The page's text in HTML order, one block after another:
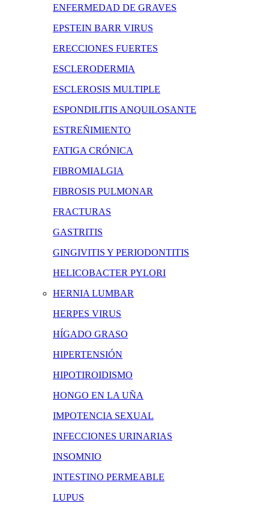
ENFERMEDAD DE GRAVES
EPSTEIN BARR VIRUS
ERECCIONES FUERTES
ESCLERODERMIA
ESCLEROSIS MULTIPLE
ESPONDILITIS ANQUILOSANTE
ESTREÑIMIENTO
FATIGA CRÓNICA
FIBROMIALGIA
FIBROSIS PULMONAR
FRACTURAS
GASTRITIS
GINGIVITIS Y PERIODONTITIS
HELICOBACTER PYLORI
HERNIA LUMBAR
HERPES VIRUS
HÍGADO GRASO
HIPERTENSIÓN
HIPOTIROIDISMO
HONGO EN LA UÑA
IMPOTENCIA SEXUAL
INFECCIONES URINARIAS
INSOMNIO
INTESTINO PERMEABLE
LUPUS